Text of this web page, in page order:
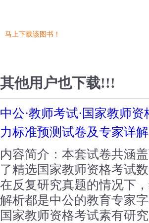
马上下载该图书！
其他用户也下载!!!
中公·教师考试·国家教师
力标准预测试卷及专家详解
内容简介：本套试卷共涵
了精选国家教师资格考试
在反复研究真题的情况下
解析都是中公的教育专家
国家教师资格考试素有研